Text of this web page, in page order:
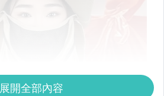
展開全部內容